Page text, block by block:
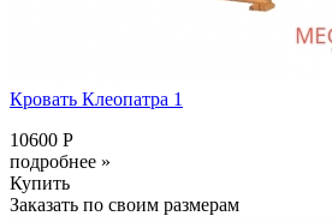
Кровать Клеопатра 1
10600 Р
подробнее »
Купить
Заказать по своим размерам